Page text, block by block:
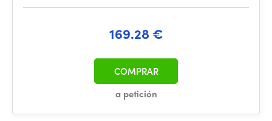
169.28 €
a petición
COMPRAR